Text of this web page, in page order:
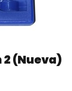
2 (nueva)